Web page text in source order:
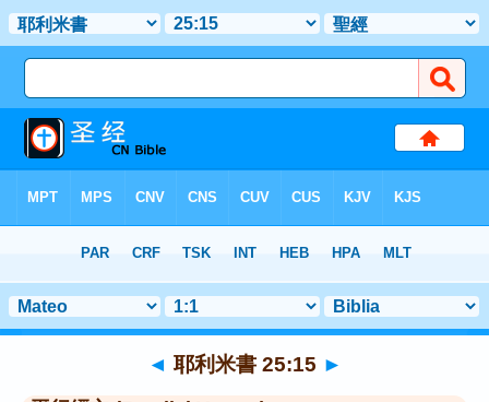
章 25> 聖經金句 15
◄ 耶利米書 25:15 ►